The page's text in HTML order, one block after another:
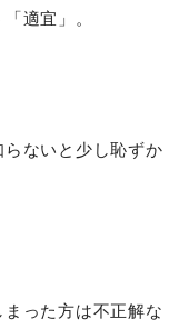
適宜」。
ないと少し恥ずか
った方は不正解な